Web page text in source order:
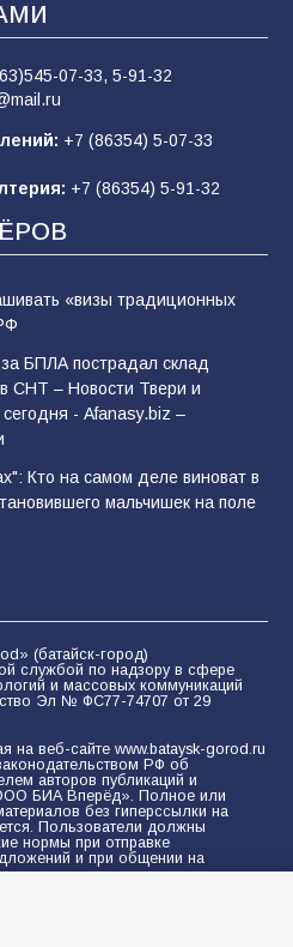
почему
— это
07-33, 5-91-32
+7 (86354) 5-07-33
+7 (86354) 5-91-32
«визы традиционных
БПЛА пострадал склад
СНТ – Новости Твери и
- Afanasy.biz –
Кто на самом деле виноват в
мальчишек на поле
(батайск-город)
службой по надзору в сфере
и массовых коммуникаций
Эл № ФС77-74707 от 29
на веб-сайте www.bataysk-gorod.ru
РФ об
авторов публикаций и
БИА Вперёд». Полное или
без гиперссылки на
Пользователи должны
нормы при отправке
и при общении на
и защиты информации
данных с помощью